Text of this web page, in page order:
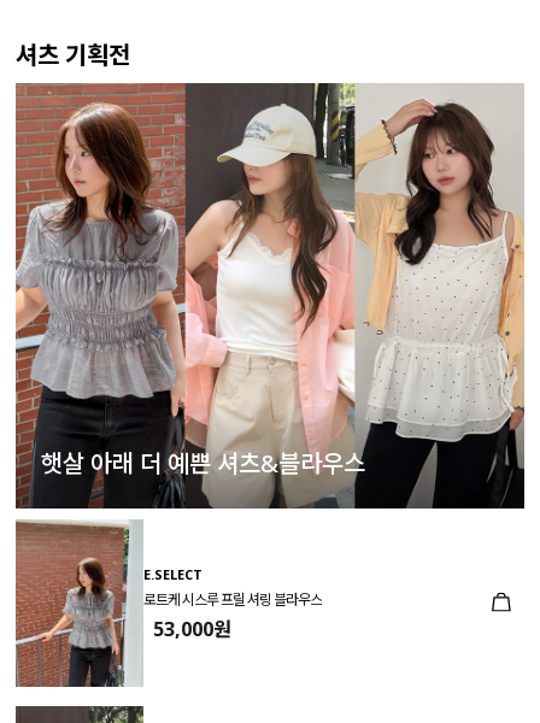
셔츠 기획전
햇살 아래 더 예쁜 셔츠&블라우스
E.SELECT
로트케 시스루 프릴 셔링 블라우스
53,000원